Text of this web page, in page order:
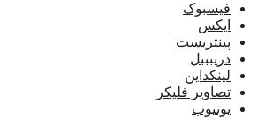
فیسبوک
ایکس
پینتریست
دریبببل
لینکداین
تصاویر فلیکر
یوتیوب